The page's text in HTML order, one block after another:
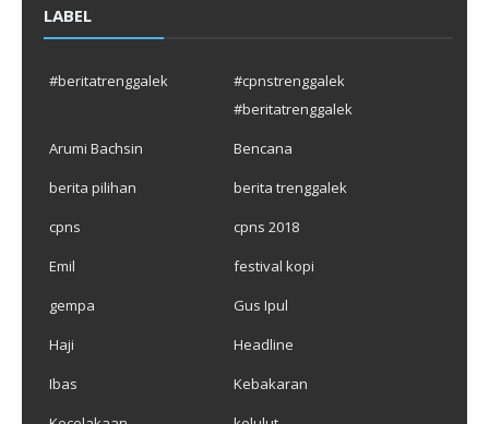
LABEL
#beritatrenggalek
#cpnstrenggalek
#beritatrenggalek
Arumi Bachsin
Bencana
berita pilihan
berita trenggalek
cpns
cpns 2018
Emil
festival kopi
gempa
Gus Ipul
Haji
Headline
Ibas
Kebakaran